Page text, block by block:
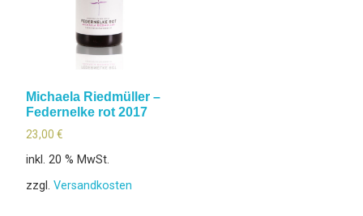
Michaela Riedmüller –
Federnelke rot 2017
23,00 €
inkl. 20 % MwSt.
zzgl. Versandkosten